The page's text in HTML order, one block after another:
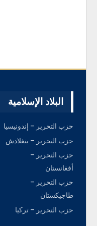
البلاد الإسلامية
حزب التحرير – إندونيسيا
حزب التحرير – بنغلادش
حزب التحرير –
أفغانستان
حزب التحرير –
طاجيكستان
حزب التحرير – تركيا